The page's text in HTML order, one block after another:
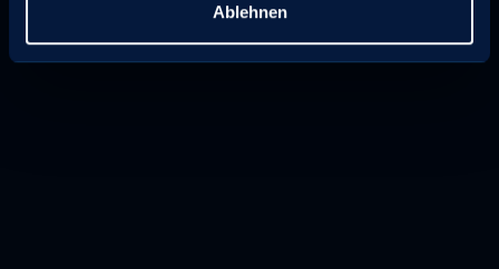
Ablehnen